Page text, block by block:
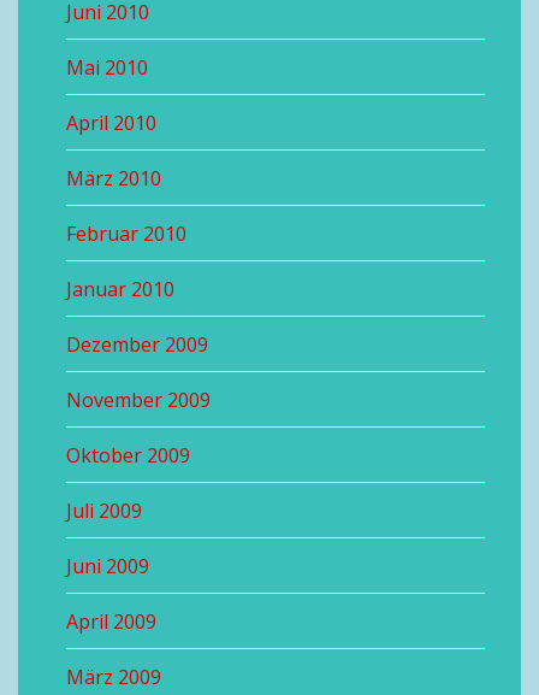
Juni 2010
Mai 2010
April 2010
März 2010
Februar 2010
Januar 2010
Dezember 2009
November 2009
Oktober 2009
Juli 2009
Juni 2009
April 2009
März 2009